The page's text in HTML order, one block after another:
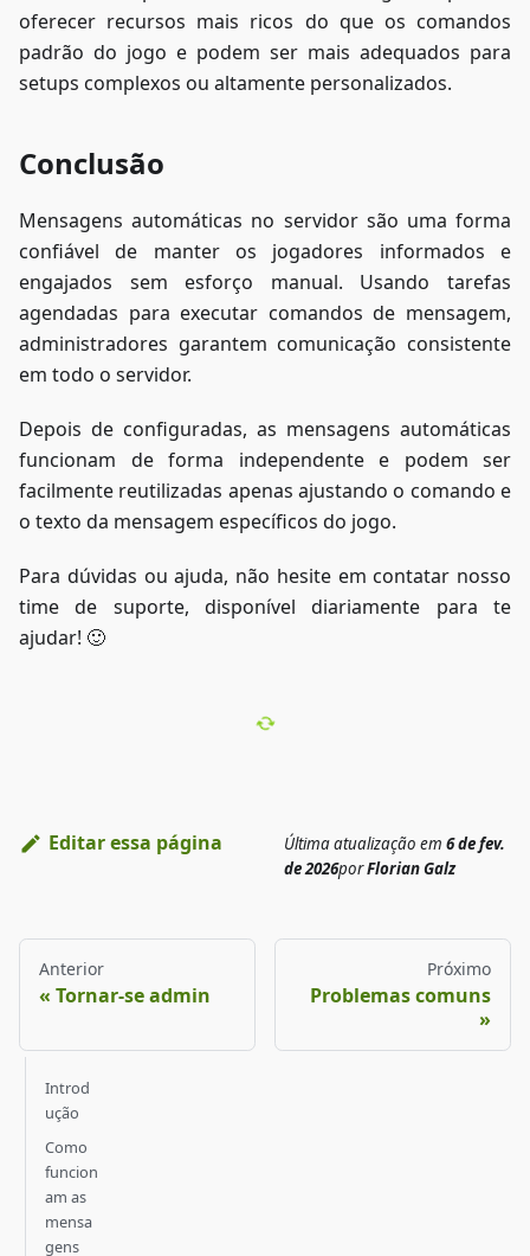
oferecer recursos mais ricos do que os comandos
padrão do jogo e podem ser mais adequados para
setups complexos ou altamente personalizados.
Conclusão
Mensagens automáticas no servidor são uma forma
confiável de manter os jogadores informados e
engajados sem esforço manual. Usando tarefas
agendadas para executar comandos de mensagem,
administradores garantem comunicação consistente
em todo o servidor.
Depois de configuradas, as mensagens automáticas
funcionam de forma independente e podem ser
facilmente reutilizadas apenas ajustando o comando e
o texto da mensagem específicos do jogo.
Para dúvidas ou ajuda, não hesite em contatar nosso
time de suporte, disponível diariamente para te
ajudar! 🙂
Editar essa página Última atualização em 6 de fev.
de 2026porFlorian Galz
Anterior
Tornar-se admin
Próximo
Problemas comuns
Introd
ução
Como
funcion
am as
mensa
gens